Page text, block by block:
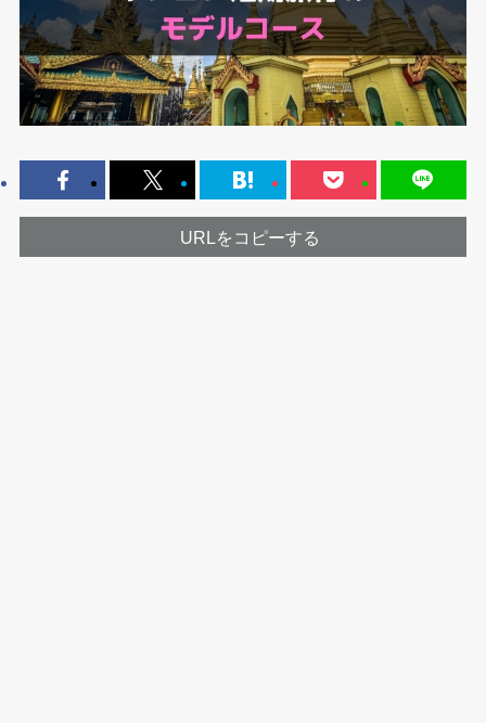
URLをコピーする